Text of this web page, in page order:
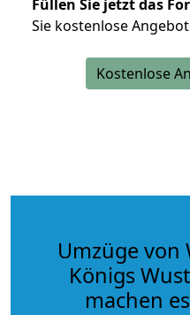
Füllen Sie jetzt das
Sie kostenlose
Kostenlose
Umzüge von
Königs
machen